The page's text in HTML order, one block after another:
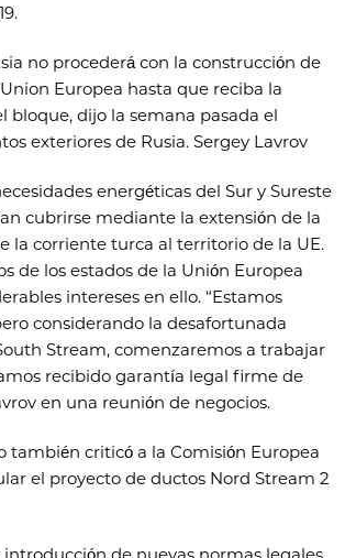
no procederá con la construcción de
Europea hasta que reciba la
bloque, dijo la semana pasada el
exteriores de Rusia. Sergey Lavrov
energéticas del Sur y Sureste
cubrirse mediante la extensión de la
la corriente turca al territorio de la UE.
de los estados de la Unión Europea
intereses en ello. “Estamos
considerando la desafortunada
Stream, comenzaremos a trabajar
recibido garantía legal firme de
en una reunión de negocios.
también criticó a la Comisión Europea
el proyecto de ductos Nord Stream 2
introducción de nuevas normas legales